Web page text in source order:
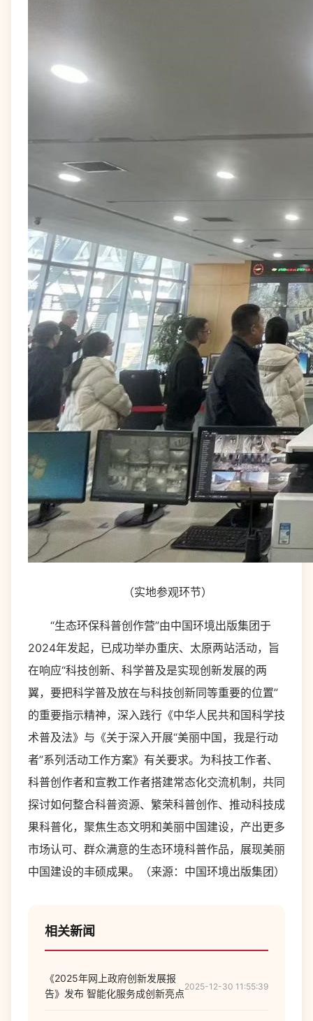
（实地参观环节）
“生态环保科普创作营”由中国环境出版集团于
2024年发起，已成功举办重庆、太原两站活动，旨
在响应“科技创新、科学普及是实现创新发展的两
翼，要把科学普及放在与科技创新同等重要的位置”
的重要指示精神，深入践行《中华人民共和国科学技
术普及法》与《关于深入开展“美丽中国，我是行动
者”系列活动工作方案》有关要求。为科技工作者、
科普创作者和宣教工作者搭建常态化交流机制，共同
探讨如何整合科普资源、繁荣科普创作、推动科技成
果科普化，聚焦生态文明和美丽中国建设，产出更多
市场认可、群众满意的生态环境科普作品，展现美丽
中国建设的丰硕成果。（来源： 中国环境出版集团）
相关新闻
《2025年网上政府创新发展报
告》发布 智能化服务成创新亮点
2025-12-30 11:55:39